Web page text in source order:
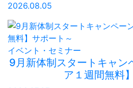
2026.08.05
イベント・セミナー
9月新体制スタートキャン
ア１週間無料